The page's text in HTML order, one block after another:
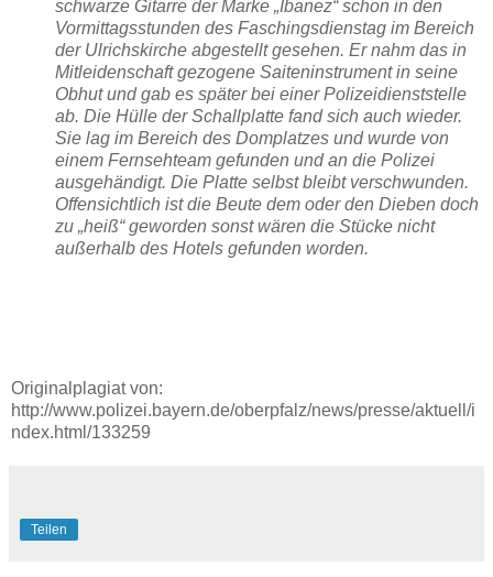
schwarze Gitarre der Marke „Ibanez“ schon in den
Vormittagsstunden des Faschingsdienstag im Bereich
der Ulrichskirche abgestellt gesehen. Er nahm das in
Mitleidenschaft gezogene Saiteninstrument in seine
Obhut und gab es später bei einer Polizeidienststelle
ab. Die Hülle der Schallplatte fand sich auch wieder.
Sie lag im Bereich des Domplatzes und wurde von
einem Fernsehteam gefunden und an die Polizei
ausgehändigt. Die Platte selbst bleibt verschwunden.
Offensichtlich ist die Beute dem oder den Dieben doch
zu „heiß“ geworden sonst wären die Stücke nicht
außerhalb des Hotels gefunden worden.
Originalplagiat von:
http://www.polizei.bayern.de/oberpfalz/news/presse/aktuell/i
ndex.html/133259
Teilen